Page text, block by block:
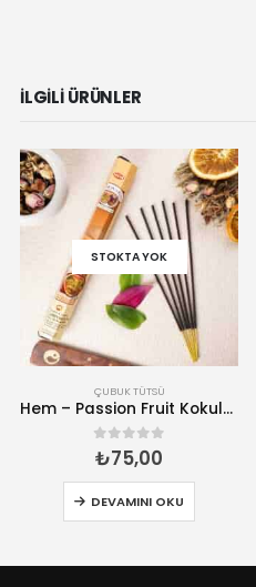
İLGILI ÜRÜNLER
STOKTA YOK
ÇUBUK TÜTSÜ
Hem – Passion Fruit Kokulu 20 Çubuk Tütsü
0 5 üzerinden
₺75,00
DEVAMINI OKU